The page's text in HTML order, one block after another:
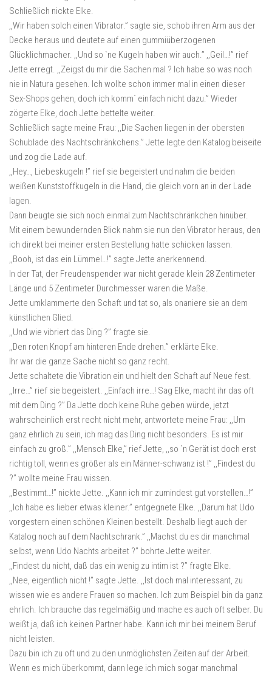
Schließlich nickte Elke.
,,Wir haben solch einen Vibrator.” sagte sie, schob ihren Arm aus der
Decke heraus und deutete auf einen gummiüberzogenen
Glücklichmacher. ,,Und so `ne Kugeln haben wir auch.” ,,Geil…!” rief
Jette erregt. ,,Zeigst du mir die Sachen mal ? Ich habe so was noch
nie in Natura gesehen. Ich wollte schon immer mal in einen dieser
Sex-Shops gehen, doch ich komm` einfach nicht dazu.” Wieder
zögerte Elke, doch Jette bettelte weiter.
Schließlich sagte meine Frau: ,,Die Sachen liegen in der obersten
Schublade des Nachtschränkchens.” Jette legte den Katalog beiseite
und zog die Lade auf.
,,Hey…, Liebeskugeln !” rief sie begeistert und nahm die beiden
weißen Kunststoffkugeln in die Hand, die gleich vorn an in der Lade
lagen.
Dann beugte sie sich noch einmal zum Nachtschränkchen hinüber.
Mit einem bewundernden Blick nahm sie nun den Vibrator heraus, den
ich direkt bei meiner ersten Bestellung hatte schicken lassen.
,,Booh, ist das ein Lümmel…!” sagte Jette anerkennend.
In der Tat, der Freudenspender war nicht gerade klein 28 Zentimeter
Länge und 5 Zentimeter Durchmesser waren die Maße.
Jette umklammerte den Schaft und tat so, als onaniere sie an dem
künstlichen Glied.
,,Und wie vibriert das Ding ?” fragte sie.
,,Den roten Knopf am hinteren Ende drehen.” erklärte Elke.
Ihr war die ganze Sache nicht so ganz recht.
Jette schaltete die Vibration ein und hielt den Schaft auf Neue fest.
,,Irre…” rief sie begeistert. ,,Einfach irre…! Sag Elke, macht ihr das oft
mit dem Ding ?” Da Jette doch keine Ruhe geben würde, jetzt
wahrscheinlich erst recht nicht mehr, antwortete meine Frau: ,,Um
ganz ehrlich zu sein, ich mag das Ding nicht besonders. Es ist mir
einfach zu groß.” ,,Mensch Elke,” rief Jette, ,,so `n Gerät ist doch erst
richtig toll, wenn es größer als ein Männer-schwanz ist !” ,,Findest du
?” wollte meine Frau wissen.
,,Bestimmt…!” nickte Jette. ,,Kann ich mir zumindest gut vorstellen…!”
,,Ich habe es lieber etwas kleiner.” entgegnete Elke. ,,Darum hat Udo
vorgestern einen schönen Kleinen bestellt. Deshalb liegt auch der
Katalog noch auf dem Nachtschrank.” ,,Machst du es dir manchmal
selbst, wenn Udo Nachts arbeitet ?” bohrte Jette weiter.
,,Findest du nicht, daß das ein wenig zu intim ist ?” fragte Elke.
,,Nee, eigentlich nicht !” sagte Jette. ,,Ist doch mal interessant, zu
wissen wie es andere Frauen so machen. Ich zum Beispiel bin da ganz
ehrlich. Ich brauche das regelmäßig und mache es auch oft selber. Du
weißt ja, daß ich keinen Partner habe. Kann ich mir bei meinem Beruf
nicht leisten.
Dazu bin ich zu oft und zu den unmöglichsten Zeiten auf der Arbeit.
Wenn es mich überkommt, dann lege ich mich sogar manchmal